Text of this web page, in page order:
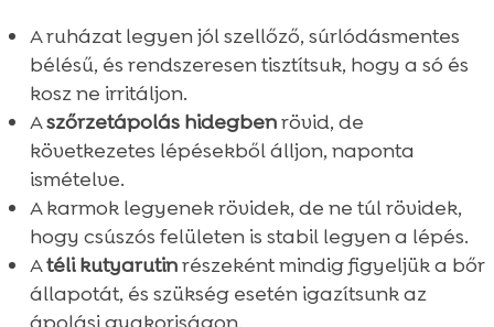
A ruházat legyen jól szellőző, súrlódásmentes
bélésű, és rendszeresen tisztítsuk, hogy a só és
kosz ne irritáljon.
Aszőrzetápolás hidegbenrövid, de
következetes lépésekből álljon, naponta
ismételve.
A karmok legyenek rövidek, de ne túl rövidek,
hogy csúszós felületen is stabil legyen a lépés.
Atéli kutyarutinrészeként mindig figyeljük a bőr
állapotát, és szükség esetén igazítsunk az